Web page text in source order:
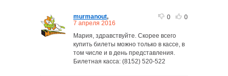
0 0
murmanout,
7 апреля 2016
Мария, здравствуйте. Скорее всего
купить билеты можно только в кассе, в
том числе и в день представления.
Билетная касса: (8152) 520-522